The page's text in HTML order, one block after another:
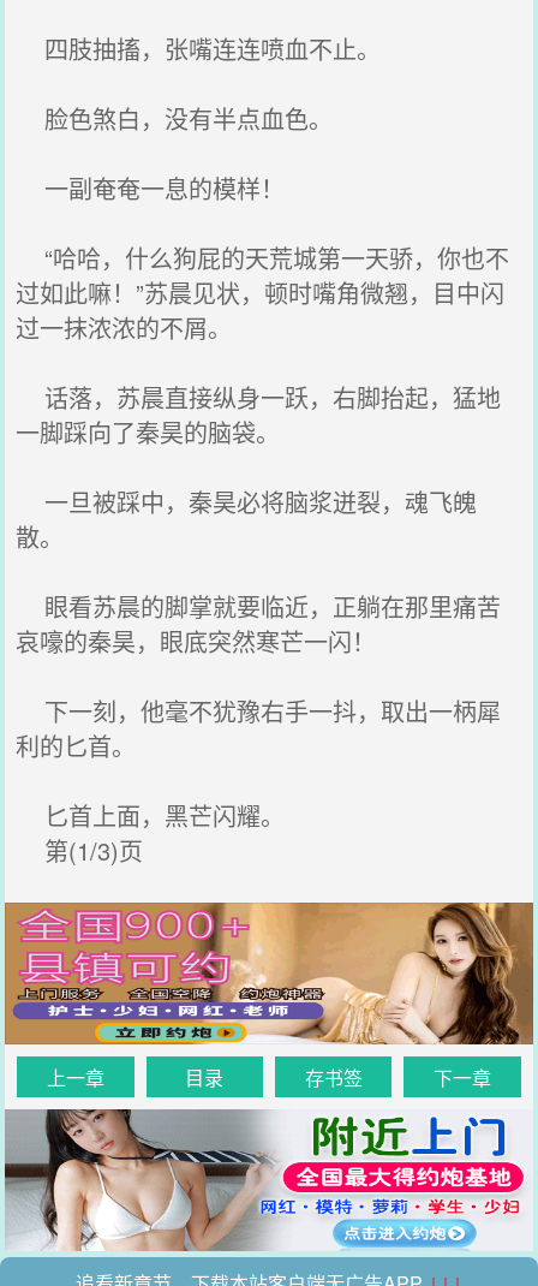
四肢抽搐，张嘴连连喷血不止。
脸色煞白，没有半点血色。
一副奄奄一息的模样！
“哈哈，什么狗屁的天荒城第一天骄，你也不
过如此嘛！”苏晨见状，顿时嘴角微翘，目中闪
过一抹浓浓的不屑。
话落，苏晨直接纵身一跃，右脚抬起，猛地
一脚踩向了秦昊的脑袋。
一旦被踩中，秦昊必将脑浆迸裂，魂飞魄
散。
眼看苏晨的脚掌就要临近，正躺在那里痛苦
哀嚎的秦昊，眼底突然寒芒一闪！
下一刻，他毫不犹豫右手一抖，取出一柄犀
利的匕首。
匕首上面，黑芒闪耀。
第(1/3)页
上一章 目录 存书签 下一章